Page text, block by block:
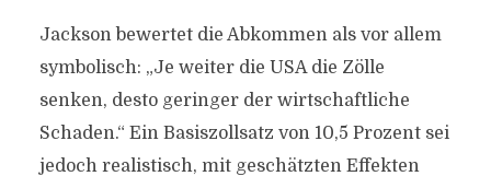
Jackson bewertet die Abkommen als vor allem
symbolisch: „Je weiter die USA die Zölle
senken, desto geringer der wirtschaftliche
Schaden.“ Ein Basiszollsatz von 10,5 Prozent sei
jedoch realistisch, mit geschätzten Effekten